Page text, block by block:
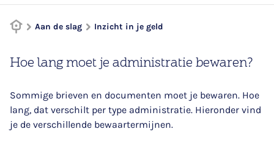
Aan de slag Inzicht in je geld
Hoe lang moet je administratie bewaren?
Sommige brieven en documenten moet je bewaren. Hoe
lang, dat verschilt per type administratie. Hieronder vind
je de verschillende bewaartermijnen.